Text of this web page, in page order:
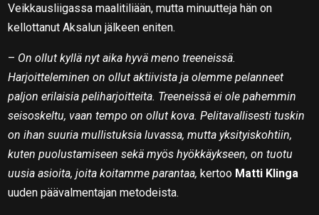
Veikkausliigassa maalitiliään, mutta minuutteja hän on
kellottanut Aksalun jälkeen eniten.
– On ollut kyllä nyt aika hyvä meno treeneissä.
Harjoitteleminen on ollut aktiivista ja olemme pelanneet
paljon erilaisia peliharjoitteita. Treeneissä ei ole pahemmin
seisoskeltu, vaan tempo on ollut kova. Pelitavallisesti tuskin
on ihan suuria mullistuksia luvassa, mutta yksityiskohtiin,
kuten puolustamiseen sekä myös hyökkäykseen, on tuotu
uusia asioita, joita koitamme parantaa, kertoo Matti Klinga
uuden päävalmentajan metodeista.